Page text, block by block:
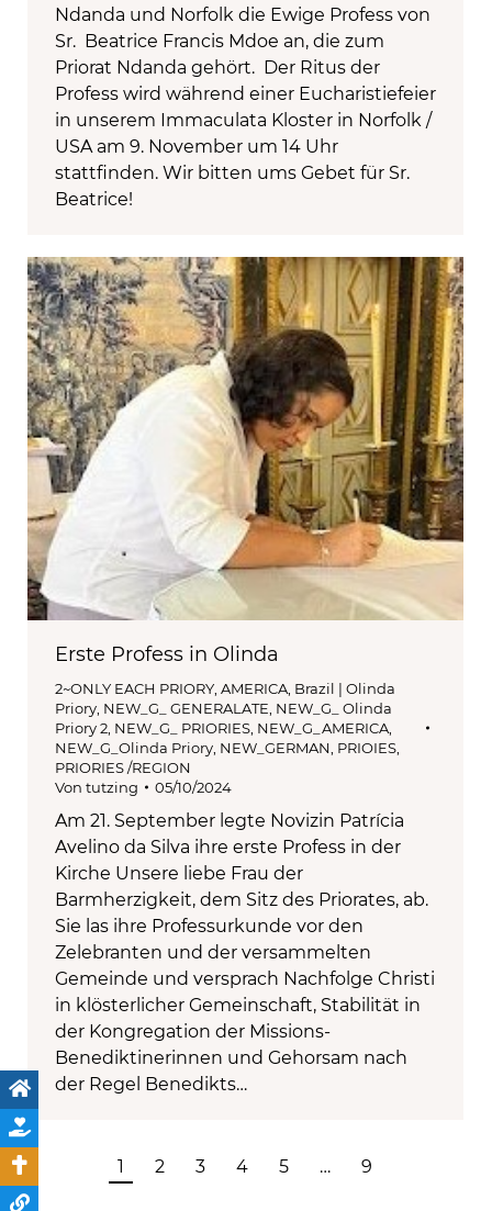
Ndanda und Norfolk die Ewige Profess von
Sr. Beatrice Francis Mdoe an, die zum
Priorat Ndanda gehört. Der Ritus der
Profess wird während einer Eucharistiefeier
in unserem Immaculata Kloster in Norfolk /
USA am 9. November um 14 Uhr
stattfinden. Wir bitten ums Gebet für Sr.
Beatrice!
Erste Profess in Olinda
2~ONLY EACH PRIORY AMERICA Brazil | Olinda
Priory NEW_G_ GENERALATE NEW_G_ Olinda
Priory 2 NEW_G_ PRIORIES NEW_G_AMERICA
NEW_G_Olinda Priory NEW_GERMAN PRIOIES
PRIORIES /REGION
Von tutzing 05/10/2024
Am 21. September legte Novizin Patrícia
Avelino da Silva ihre erste Profess in der
Kirche Unsere liebe Frau der
Barmherzigkeit, dem Sitz des Priorates, ab.
Sie las ihre Professurkunde vor den
Zelebranten und der versammelten
Gemeinde und versprach Nachfolge Christi
in klösterlicher Gemeinschaft, Stabilität in
der Kongregation der Missions-
Benediktinerinnen und Gehorsam nach
der Regel Benedikts…
1 2 3 4 5 … 9